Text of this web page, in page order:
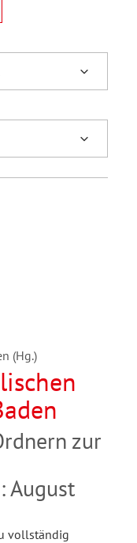
(Hg.)
zur
August
vollständig